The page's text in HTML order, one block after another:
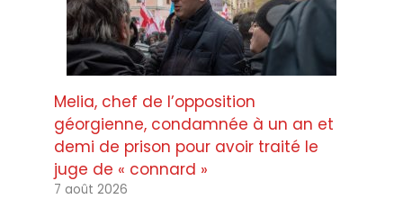
Melia, chef de l’opposition
géorgienne, condamnée à un an et
demi de prison pour avoir traité le
juge de « connard »
7 août 2026